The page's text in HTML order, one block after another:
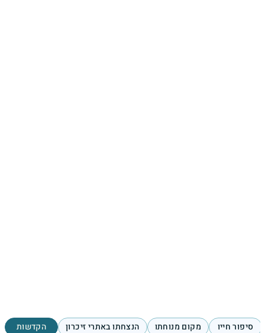
סיפור חייו מקום מנוחתו הנצחתו באתרי זיכרון הקדשות